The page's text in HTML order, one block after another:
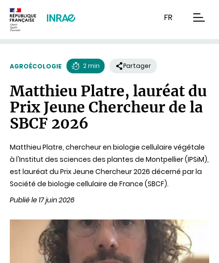
FR
AGROÉCOLOGIE
de
lecture
2 min Partager
Matthieu Platre, lauréat du
Prix Jeune Chercheur de la
SBCF 2026
Matthieu Platre, chercheur en biologie cellulaire végétale
à l'Institut des sciences des plantes de Montpellier (IPSiM),
est lauréat du Prix Jeune Chercheur 2026 décerné par la
Société de biologie cellulaire de France (SBCF).
Publié le 17 juin 2026